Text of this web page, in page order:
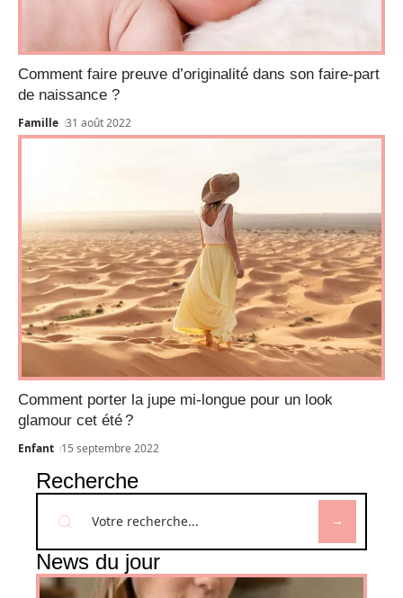
Comment faire preuve d’originalité dans son faire-part
de naissance ?
Famille 31 août 2022
Comment porter la jupe mi-longue pour un look
glamour cet été ?
Enfant 15 septembre 2022
Recherche
News du jour